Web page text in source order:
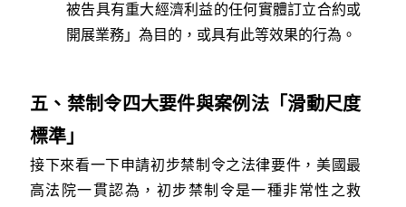
被告具有重大經濟利益的任何實體訂立合約或
開展業務」為目的，或具有此等效果的行為。
五、禁制令四大要件與案例法「滑動尺度
標準」
接下來看一下申請初步禁制令之法律要件，美國最
高法院一貫認為，初步禁制令是一種非常性之救